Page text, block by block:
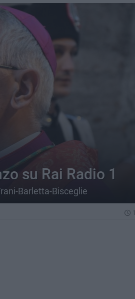
su Rai Radio 1
Barletta-Bisceglie